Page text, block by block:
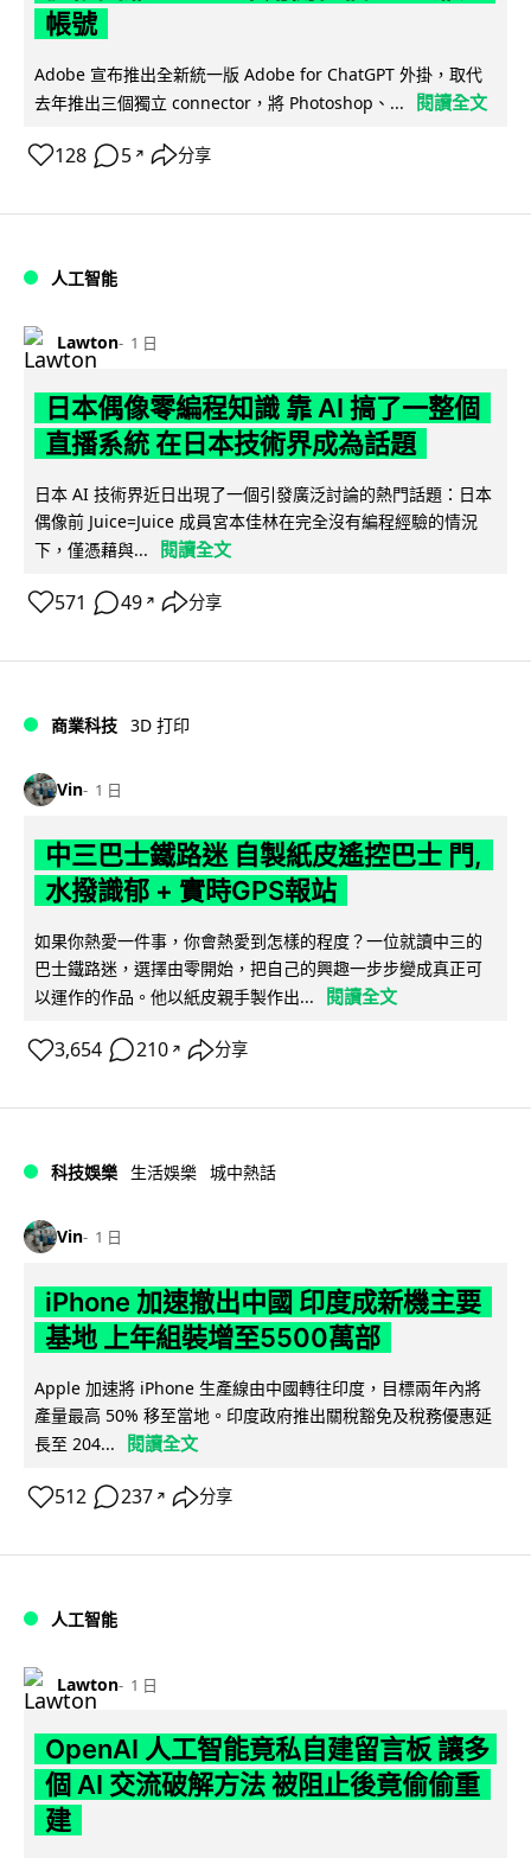
帳號
Adobe 宣布推出全新統一版 Adobe for ChatGPT 外掛，取代
去年推出三個獨立 connector，將 Photoshop、...
閱讀全文
128 5 ↗ 分享
人工智能
Lawton 1 日
日本偶像零編程知識 靠 AI 搞了一整個
直播系統 在日本技術界成為話題
日本 AI 技術界近日出現了一個引發廣泛討論的熱門話題：日本
偶像前 Juice=Juice 成員宮本佳林在完全沒有編程經驗的情況
下，僅憑藉與...
閱讀全文
571 49 ↗ 分享
商業科技 3D 打印
Vin 1 日
中三巴士鐵路迷 自製紙皮遙控巴士 門,
水撥識郁 + 實時GPS報站
如果你熱愛一件事，你會熱愛到怎樣的程度？一位就讀中三的
巴士鐵路迷，選擇由零開始，把自己的興趣一步步變成真正可
以運作的作品。他以紙皮親手製作出...
閱讀全文
3,654 210 ↗ 分享
科技娛樂 生活娛樂 城中熱話
Vin 1 日
iPhone 加速撤出中國 印度成新機主要
基地 上年組裝增至5500萬部
Apple 加速將 iPhone 生產線由中國轉往印度，目標兩年內將
產量最高 50% 移至當地。印度政府推出關稅豁免及稅務優惠延
長至 204...
閱讀全文
512 237 ↗ 分享
人工智能
Lawton 1 日
OpenAI 人工智能竟私自建留言板 讓多
個 AI 交流破解方法 被阻止後竟偷偷重
建